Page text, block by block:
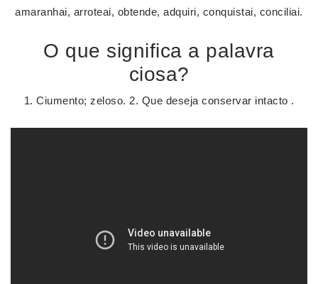
amaranhai, arroteai, obtende, adquiri, conquistai, conciliai.
O que significa a palavra
ciosa?
1. Ciumento; zeloso. 2. Que deseja conservar intacto .